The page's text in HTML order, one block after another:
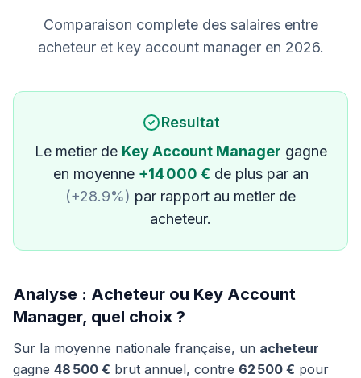
Comparaison complete des salaires entre
acheteur et key account manager en 2026.
Resultat
Le metier de Key Account Manager gagne
en moyenne +14 000 € de plus par an
(+28.9%) par rapport au metier de
acheteur.
Analyse : Acheteur ou Key Account
Manager, quel choix ?
Sur la moyenne nationale française, un acheteur
gagne 48 500 € brut annuel, contre 62 500 € pour